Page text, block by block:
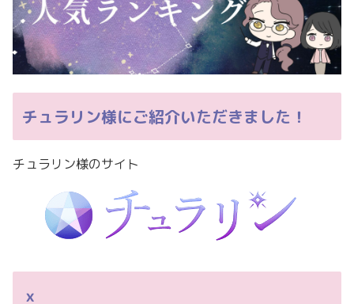
チュラリン様にご紹介いただきました！
チュラリン様のサイト
ｘ